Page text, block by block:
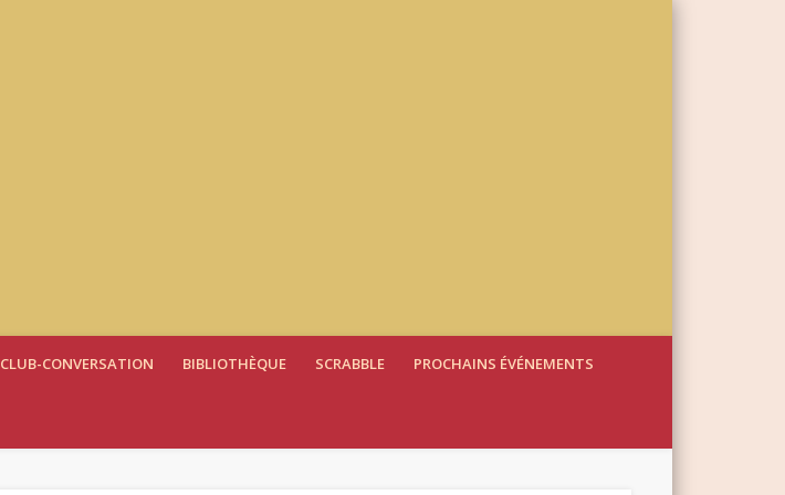
CLUB-CONVERSATION BIBLIOTHÈQUE SCRABBLE PROCHAINS ÉVÉNEMENTS